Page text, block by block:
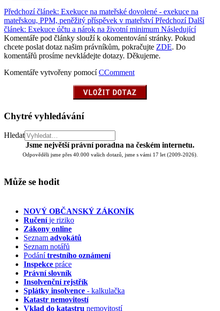
Předchozí článek: Exekuce na mateřské dovolené - exekuce na
mateřskou, PPM, peněžitý příspěvek v mateřstvíPředchozí Další
článek: Exekuce účtu a nárok na životní minimum Následující
Komentáře pod články slouží k okomentování stránky. Pokud
chcete poslat dotaz našim právníkům, pokračujte ZDE. Do
komentářů prosíme nevkládejte dotazy. Děkujeme.
Komentáře vytvořeny pomocíCComment
Chytré vyhledávání
Hledat
Jsme největší právní poradna na českém internetu.
Odpověděli jsme přes 40.000 vašich dotazů, jsme s vámi 17 let (2009-2026).
Může se hodit
NOVÝ OBČANSKÝ ZÁKONÍK
Ručeníje riziko
Zákony online
Seznam advokátů
Seznam notářů
Podánítrestního oznámení
Inspekce práce
Právní slovník
Insolvenčnírejstřík
Splátky insolvence - kalkulačka
Katastr nemovitostí
Vklad do katastru nemovitostí